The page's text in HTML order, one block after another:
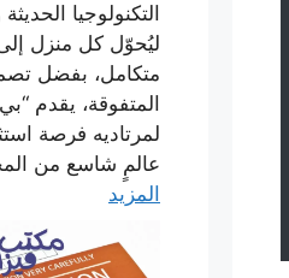
التكنولوجيا
ليُحوّل كل منزل
متكامل، بفضل
المتفوقة، يقدم
لمرتاديه فرصة
عالمٍ شاسع من
المزيد